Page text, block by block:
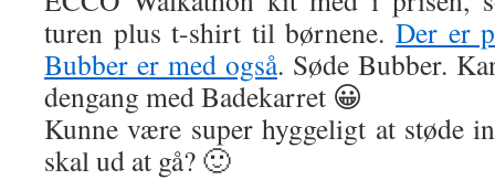
turen plus t-shirt til børnene. Der er
Bubber er med også. Søde Bubber.
dengang med Badekarret 😀
Kunne være super hyggeligt at støde
skal ud at gå? 🙂